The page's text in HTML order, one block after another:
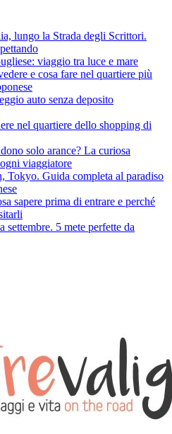
lungo la Strada degli Scrittori.
viaggio tra luce e mare
e cosa fare nel quartiere più
auto senza deposito
nel quartiere dello shopping di
solo arance? La curiosa
viaggiatore
Tokyo. Guida completa al paradiso
sapere prima di entrare e perché
settembre. 5 mete perfette da